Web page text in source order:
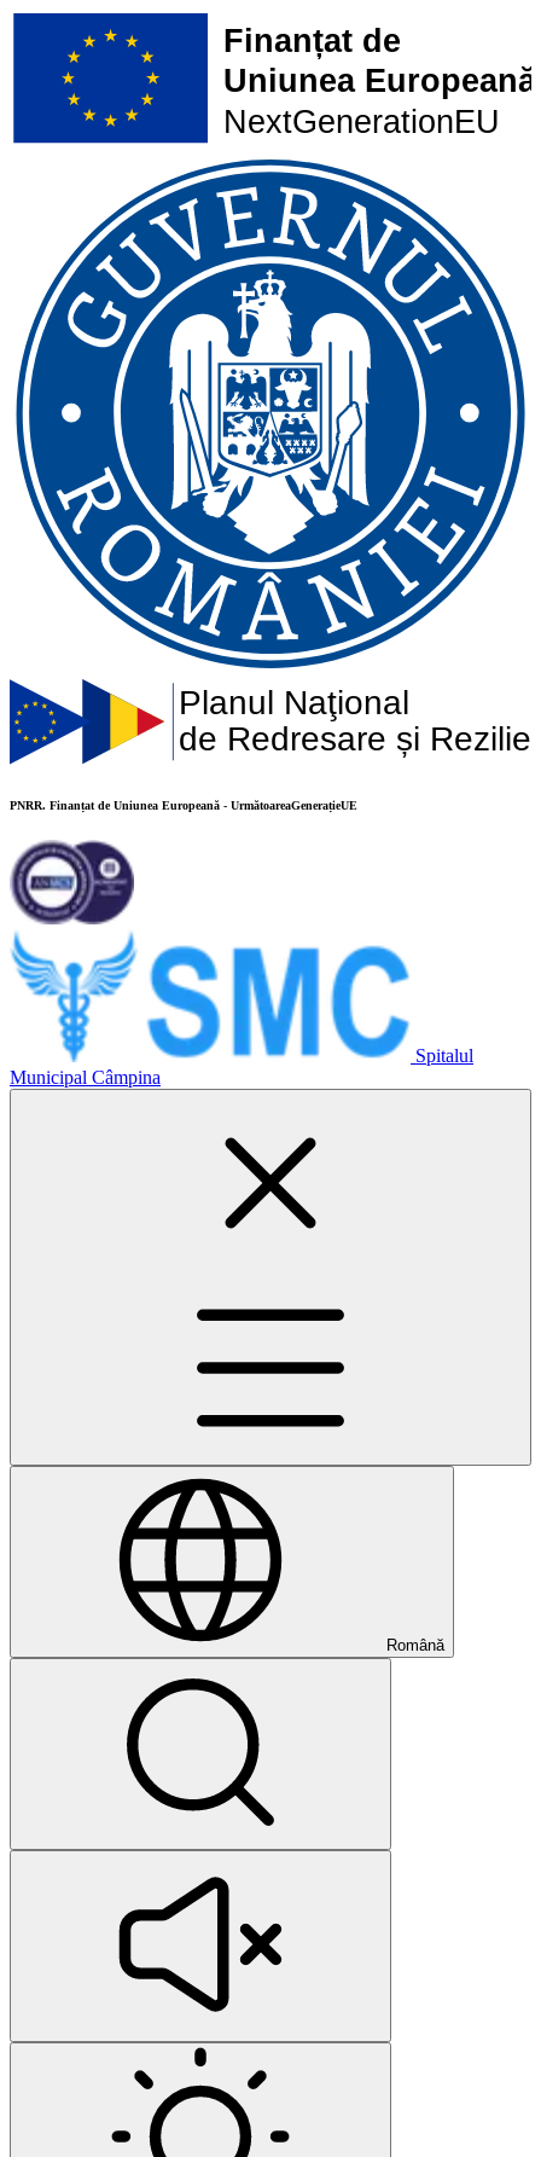
Finanțat de
Uniunea Europeană
NextGenerationEU
Planul Naţional
de Redresare și
PNRR. Finanțat de Uniunea Europeană - UrmătoareaGenerațieUE
Spitalul
Municipal Câmpina
Română